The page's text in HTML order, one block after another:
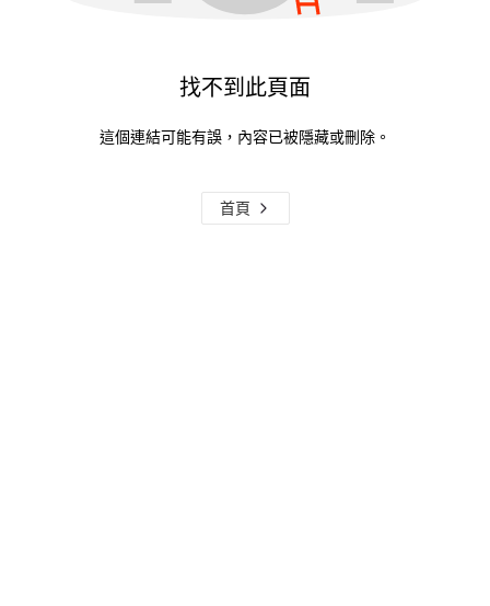
找不到此頁面
這個連結可能有誤，內容已被隱藏或刪除。
首頁